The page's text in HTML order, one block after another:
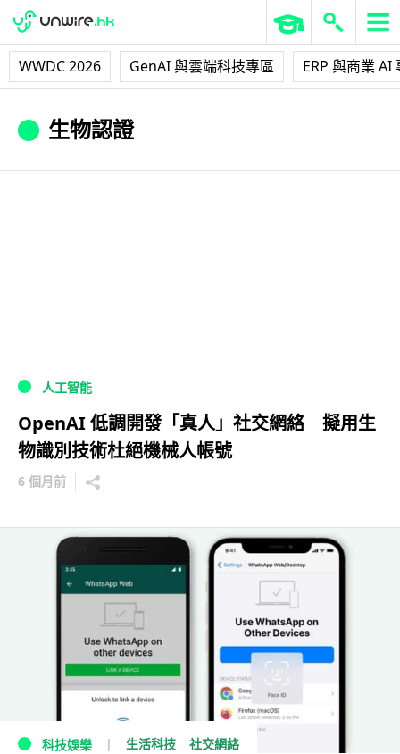
WWDC 2026 GenAI 與雲端科技專區 ERP 與商業 AI
生物認證
人工智能
OpenAI 低調開發「真人」社交網絡 擬用生
物識別技術杜絕機械人帳號
6 個月前
科技娛樂 生活科技 社交網絡